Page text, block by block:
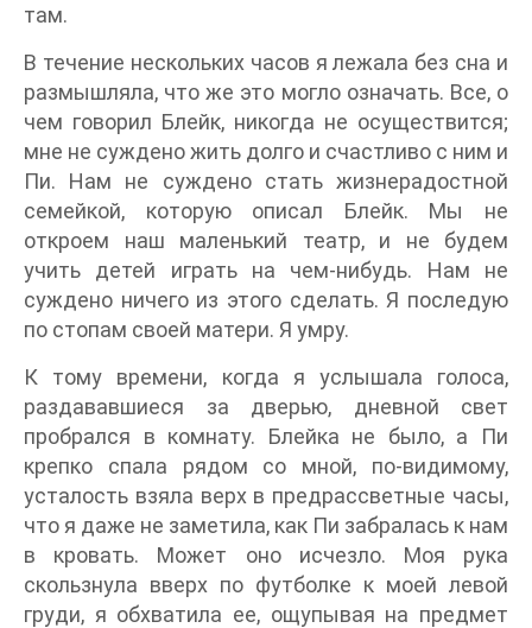
там.
В течение нескольких часов я лежала без сна и
размышляла, что же это могло означать. Все, о
чем говорил Блейк, никогда не осуществится;
мне не суждено жить долго и счастливо с ним и
Пи. Нам не суждено стать жизнерадостной
семейкой, которую описал Блейк. Мы не
откроем наш маленький театр, и не будем
учить детей играть на чем-нибудь. Нам не
суждено ничего из этого сделать. Я последую
по стопам своей матери. Я умру.
К тому времени, когда я услышала голоса,
раздававшиеся за дверью, дневной свет
пробрался в комнату. Блейка не было, а Пи
крепко спала рядом со мной, по-видимому,
усталость взяла верх в предрассветные часы,
что я даже не заметила, как Пи забралась к нам
в кровать. Может оно исчезло. Моя рука
скользнула вверх по футболке к моей левой
груди, я обхватила ее, ощупывая на предмет